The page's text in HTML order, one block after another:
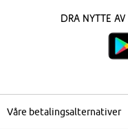
Dra nytte
Våre betalingsalternativer